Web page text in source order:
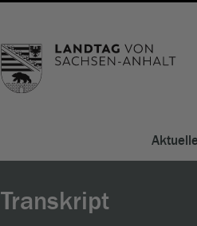
Transkript